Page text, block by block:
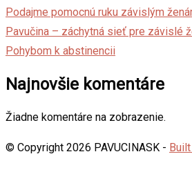
Podajme pomocnú ruku závislým
Pavučina – záchytná sieť pre závislé
Pohybom k abstinencii
Najnovšie komentáre
Žiadne komentáre na zobrazenie.
© Copyright 2026 PAVUCINASK -